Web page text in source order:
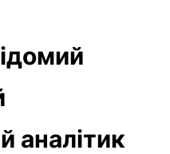
аналітик